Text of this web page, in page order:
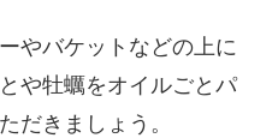
やバケットなどの上に
や牡蠣をオイルごとパ
だきましょう。